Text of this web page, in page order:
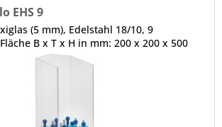
EHS 9
(5 mm), Edelstahl 18/10, 9
B x T x H in mm: 200 x 200 x 500